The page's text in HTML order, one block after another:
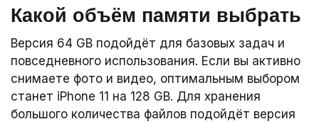
Какой объём памяти выбрать
Версия 64 GB подойдёт для базовых задач и
повседневного использования. Если вы активно
снимаете фото и видео, оптимальным выбором
станет iPhone 11 на 128 GB. Для хранения
большого количества файлов подойдёт версия